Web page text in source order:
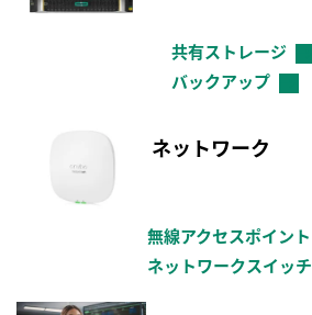
共有ストレージ
バックアップ
ネットワーク
無線アクセスポイント
ネットワークスイッチ